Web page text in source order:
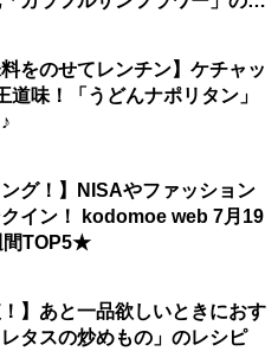
料をのせてレンチン】ケチャッ
道味！「うどんナポリタン」
ング！】NISAやファッション
イン！ kodomoe web 7月19
間TOP5★
！】あと一品欲しいときにおす
タスの炒めもの」のレシピ